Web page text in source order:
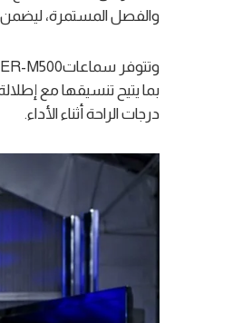
والفصل المستمرة، ليضمن
بما يتيح تنسيقها مع
درجات الراحة أثناء الأداء.